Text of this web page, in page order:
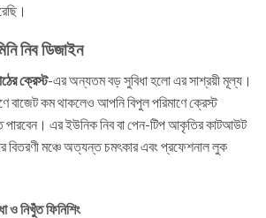
নিব ডিজাইন
ক্রেস্ট-এর অন্যতম বড় সুবিধা হলো এর সাশ্রয়ী মূল্য।
বাজেট কম থাকলেও আপনি বিপুল পরিমাণে ক্রেস্ট
পারবেন। এর ইউনিক নিব বা পেন-টিপ আকৃতির কাটআউট
বিতরণী মঞ্চে অত্যন্ত চমৎকার এবং প্রফেশনাল লুক
ও নিখুঁত ফিনিশিং